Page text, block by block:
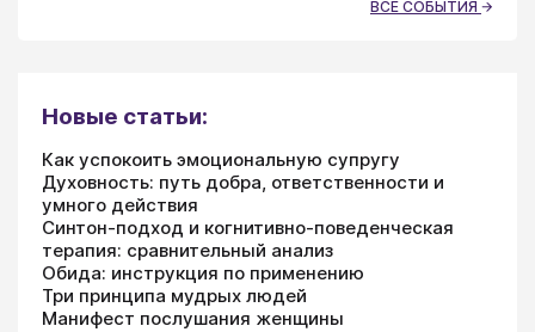
ВСЕ СОБЫТИЯ
Новые статьи:
Как успокоить эмоциональную супругу
Духовность: путь добра, ответственности и
умного действия
Синтон-подход и когнитивно-поведенческая
терапия: сравнительный анализ
Обида: инструкция по применению
Три принципа мудрых людей
Манифест послушания женщины